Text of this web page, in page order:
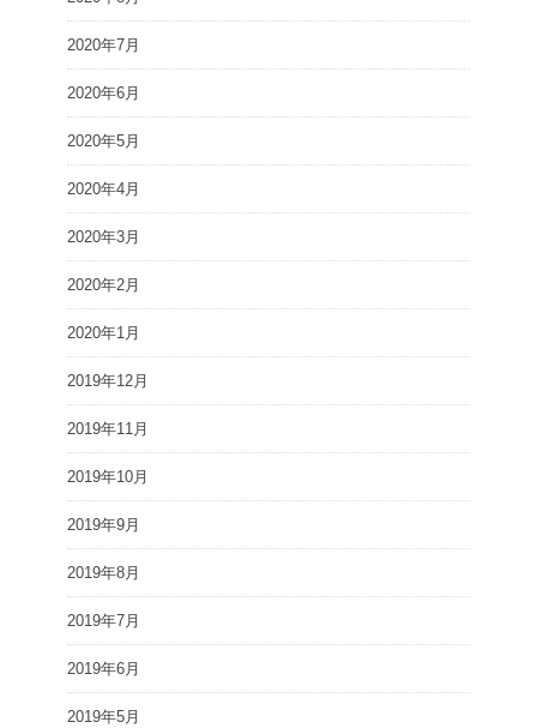
2020年7月
2020年6月
2020年5月
2020年4月
2020年3月
2020年2月
2020年1月
2019年12月
2019年11月
2019年10月
2019年9月
2019年8月
2019年7月
2019年6月
2019年5月